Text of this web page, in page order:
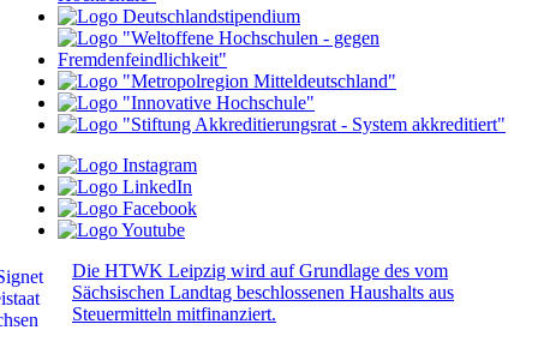
Die HTWK Leipzig wird auf Grundlage des vom
Sächsischen Landtag beschlossenen Haushalts aus
Steuermitteln mitfinanziert.